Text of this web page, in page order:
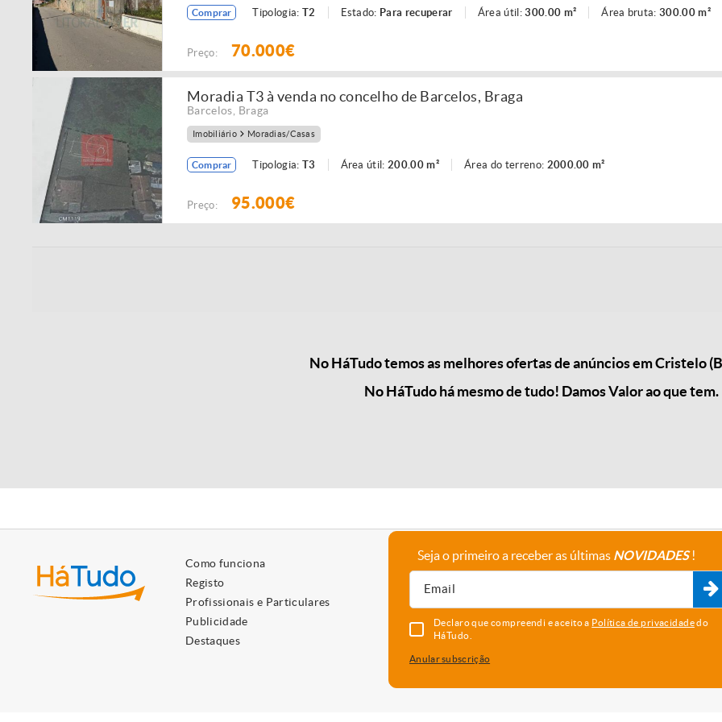
Comprar Tipologia: T2 Estado: Para recuperar Área útil:300.00 m² Área bruta:300.00 m²
Preço: 70.000€
Moradia T3 à venda no concelho de Barcelos, Braga
Barcelos Braga
Imobiliário Moradias/Casas
Comprar Tipologia: T3 Área útil:200.00 m² Área do terreno: 2000.00 m²
Preço: 95.000€
No HáTudo temos as melhores ofertas de anúncios em Cristelo
No HáTudo há mesmo de tudo! Damos Valor ao que tem.
Como funciona
Registo
Profissionais e Particulares
Publicidade
Destaques
A empresa
Parceiros
Seja o primeiro a receber as últimas NOVIDADES!
Declaro que compreendi e aceito a Política de privacidadedo
HáTudo.
Anular subscrição